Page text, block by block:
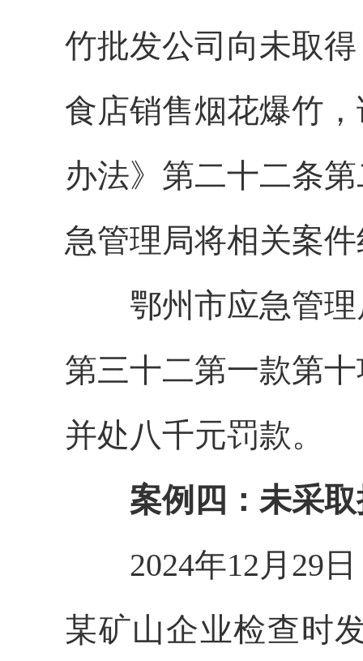
竹批发公司向未取
食店销售烟花爆竹
办法》第二十二条
急管理局将相关案
鄂州市应急管理
第三十二第一款第
并处八千元罚款。
案例四：未采
2024年12月29日
某矿山企业检查时